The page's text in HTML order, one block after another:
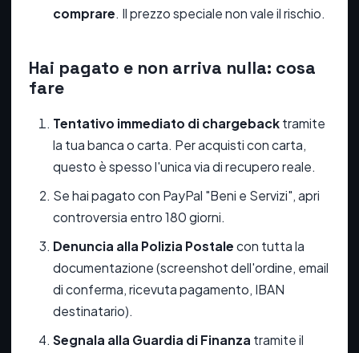
comprare. Il prezzo speciale non vale il rischio.
Hai pagato e non arriva nulla: cosa
fare
Tentativo immediato di chargeback tramite
la tua banca o carta. Per acquisti con carta,
questo è spesso l'unica via di recupero reale.
Se hai pagato con PayPal "Beni e Servizi", apri
controversia entro 180 giorni.
Denuncia alla Polizia Postale con tutta la
documentazione (screenshot dell'ordine, email
di conferma, ricevuta pagamento, IBAN
destinatario).
Segnala alla Guardia di Finanza tramite il